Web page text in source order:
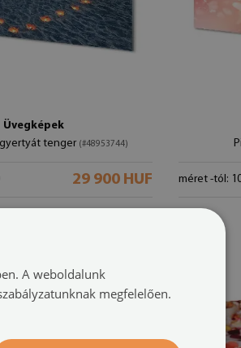
Üvegképek
tenger (#48953744)
29 900 HUF méret -tól:
A weboldalunk
megfelelően.